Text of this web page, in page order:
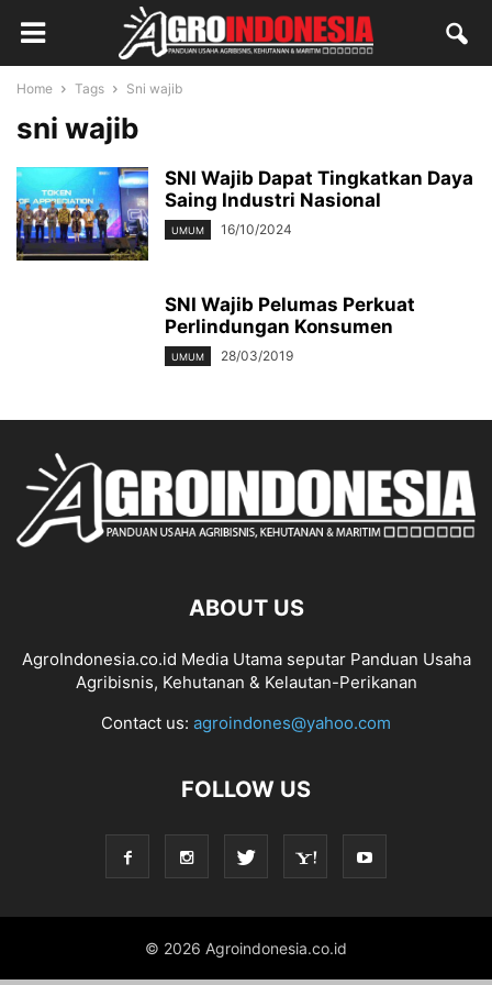
Home Tags Sni wajib
sni wajib
SNI Wajib Dapat Tingkatkan Daya
Saing Industri Nasional
UMUM 16/10/2024
SNI Wajib Pelumas Perkuat
Perlindungan Konsumen
UMUM 28/03/2019
ABOUT US
AgroIndonesia.co.id Media Utama seputar Panduan Usaha
Agribisnis, Kehutanan & Kelautan-Perikanan
Contact us: agroindones@yahoo.com
FOLLOW US
© 2026 Agroindonesia.co.id